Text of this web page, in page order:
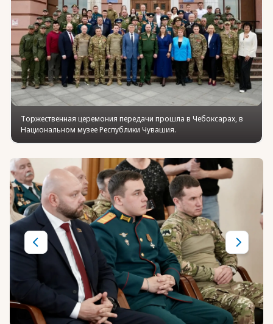
Торжественная церемония передачи прошла в Чебоксарах, в
Национальном музее Республики Чувашия.